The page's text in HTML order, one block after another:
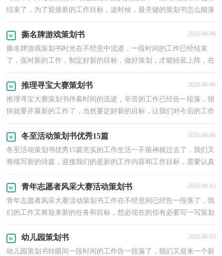
结束了，为了迎接新的工作目标，这时候，最关键的策划书怎么能落
撕名牌游戏策划书 2026-08-06
撕名牌游戏策划书时光在不经意中流逝，一段时间的工作已经结束
了，面对新的工作，制定好新的目标，做好策划，才能轻装上阵，在
推理寻宝大赛策划书 2026-08-06
推理寻宝大赛策划书伴着时间的流逝，辛苦的工作已经告一段落，很
快就要开展新的工作了，当然要定好新的目标，让我们对今后的工作
冬至活动策划书优秀15篇 2026-08-06
冬至活动策划书优秀15篇充实的工作生活一不留神就过去了，我们又
将续写新的诗篇，迎接我们的是新的工作内容和工作目标，需要认真
青年志愿者风采大赛活动策划书 2026-08-03
青年志愿者风采大赛活动策划书工作在不经意间已经告一段落了，我
们的工作又将迎来新的任务和目标，想必现在的你有必要写一写策划
幼儿园策划书 2026-08-03
幼儿园策划书转眼间一段时间的工作告一段落了，我们又迎来一个新